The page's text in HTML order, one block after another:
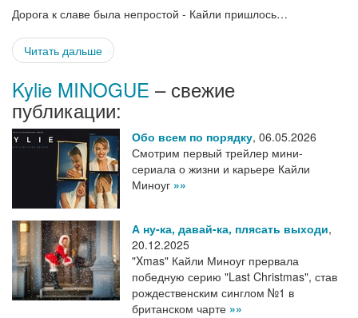
Дорога к славе была непростой - Кайли пришлось…
Читать дальше
Kylie MINOGUE – свежие
публикации:
Обо всем по порядку, 06.05.2026
Смотрим первый трейлер мини-
сериала о жизни и карьере Кайли
Миноуг »»
А ну-ка, давай-ка, плясать выходи,
20.12.2025
"Xmas" Кайли Миноуг прервала
победную серию "Last Christmas", став
рождественским синглом №1 в
британском чарте »»